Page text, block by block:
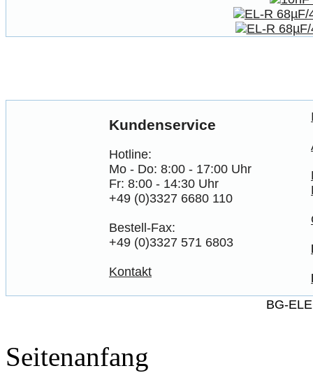
Kundenservice
Hotline:
Mo - Do: 8:00 - 17:00 Uhr
Fr: 8:00 - 14:30 Uhr
+49 (0)3327 6680 110
Bestell-Fax:
+49 (0)3327 571 6803
Kontakt
BG-
Seitenanfang